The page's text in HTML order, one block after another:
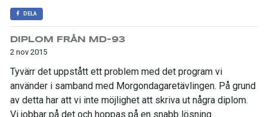
DELA
DIPLOM FRÅN MD-93
2 nov 2015
Tyvärr det uppstått ett problem med det program vi
använder i samband med Morgondagaretävlingen. På grund
av detta har att vi inte möjlighet att skriva ut några diplom.
Vi jobbar på det och hoppas på en snabb lösning.